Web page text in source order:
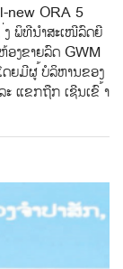
new ORA 5
ພິທີນຳສະເໜີລົດຍີ
ງຂາຍລົດ GWM
ດຍມີຜູ ້ບໍລິຫານຂອງ
ແຂກຖືກ ເຊີນເຂົ ້າ